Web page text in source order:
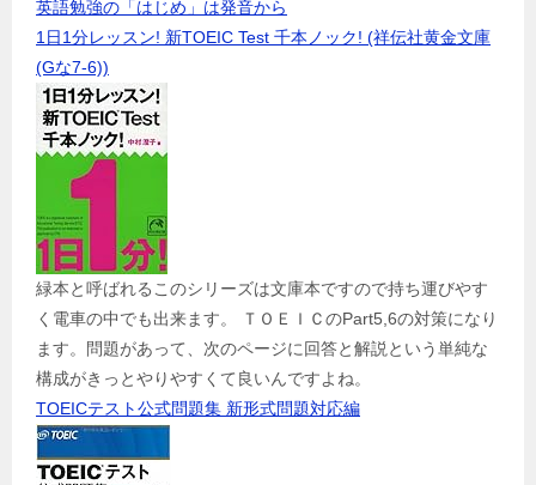
英語勉強の「はじめ」は発音から
1日1分レッスン! 新TOEIC Test 千本ノック! (祥伝社黄金文庫
(Gな7-6))
緑本と呼ばれるこのシリーズは文庫本ですので持ち運びやす
く電車の中でも出来ます。 ＴＯＥＩＣのPart5,6の対策になり
ます。問題があって、次のページに回答と解説という単純な
構成がきっとやりやすくて良いんですよね。
TOEICテスト公式問題集 新形式問題対応編